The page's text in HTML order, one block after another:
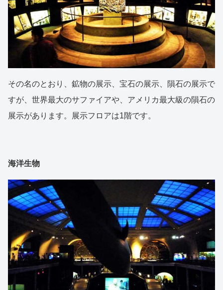
その名のとおり、鉱物の展示、宝石の展示、隕石の展示で
すが、世界最大のサファイアや、アメリカ最大級の隕石の
展示があります。展示フロアは1階です。
海洋生物